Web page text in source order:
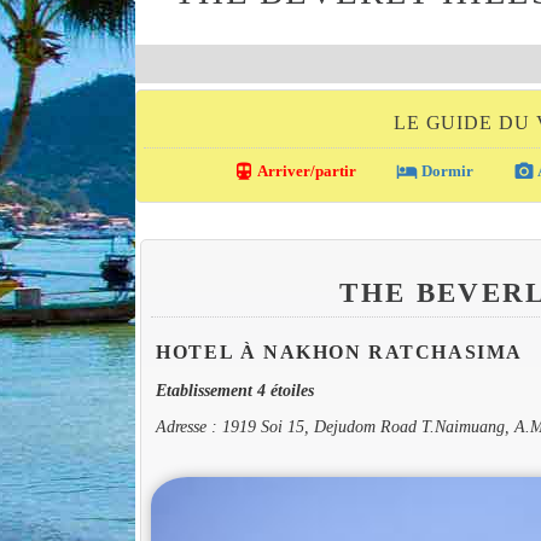
LE GUIDE DU
directions_transit Arriver/partir local_hotel Dormir photo_camera
THE
HOTEL À NAKHON RATCHASIMA
Etablissement 4 étoiles
Adresse : 1919 Soi 15, Dejudom Road T.Naimuang,